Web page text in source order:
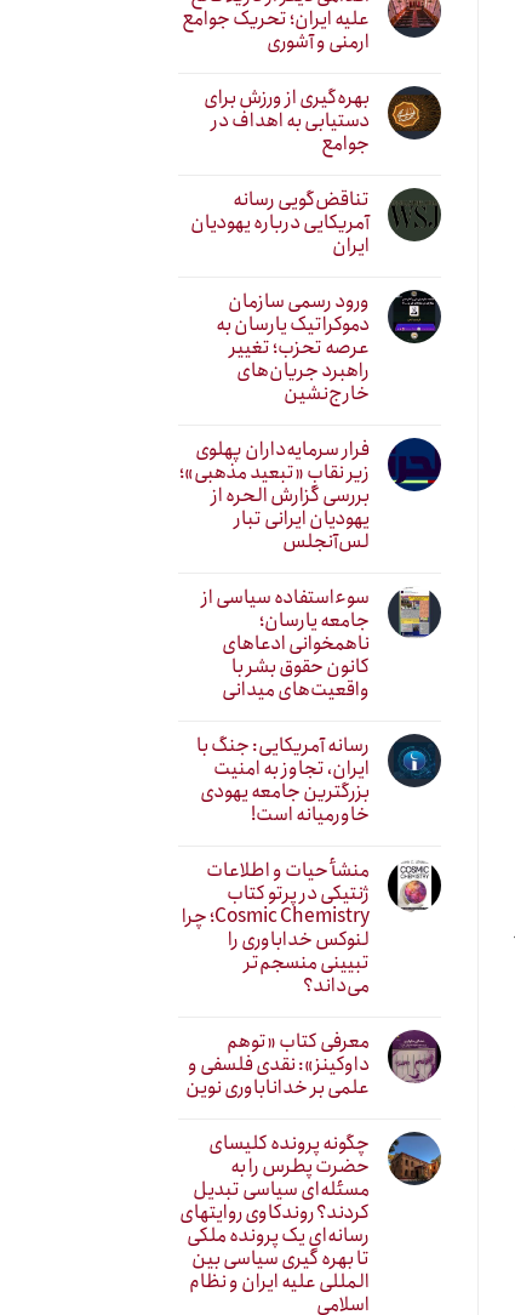
علیه ایران؛ تحریک جوامع
ارمنی و آشوری
بهره‌گیری از ورزش برای
دستیابی به اهداف در
جوامع
تناقض‌گویی رسانه
آمریکایی درباره یهودیان
ایران
ورود رسمی سازمان
دموکراتیک یارسان به
عرصه تحزب؛ تغییر
راهبرد جریان‌های
خارج‌نشین
فرار سرمایه‌داران پهلوی
زیر نقابِ «تبعید مذهبی»؛
بررسی گزارش الحره از
یهودیان ایرانی تبار
لس‌آنجلس
سوءاستفاده سیاسی از
جامعه یارسان؛
ناهمخوانی ادعاهای
کانون حقوق بشر با
واقعیت‌های میدانی
رسانه آمریکایی: جنگ با
ایران، تجاوز به امنیت
بزرگترین جامعه یهودی
خاورمیانه است!
منشأ حیات و اطلاعات
ژنتیکی در پرتو کتاب
Cosmic Chemistry؛ چرا
لنوکس خداباوری را
تبیینی منسجم‌تر
می‌داند؟
معرفی کتاب «توهم
داوکینز»: نقدی فلسفی و
علمی بر خداناباوری نوین
چگونه پرونده کلیسای
حضرت پطرس را به
مسئله‌ای سیاسی تبدیل
کردند؟ روندکاوی روایتهای
رسانه‌ایِ یک پرونده ملکی
تا بهره گیری سیاسی بین
المللی علیه ایران و نظام
اسلامی